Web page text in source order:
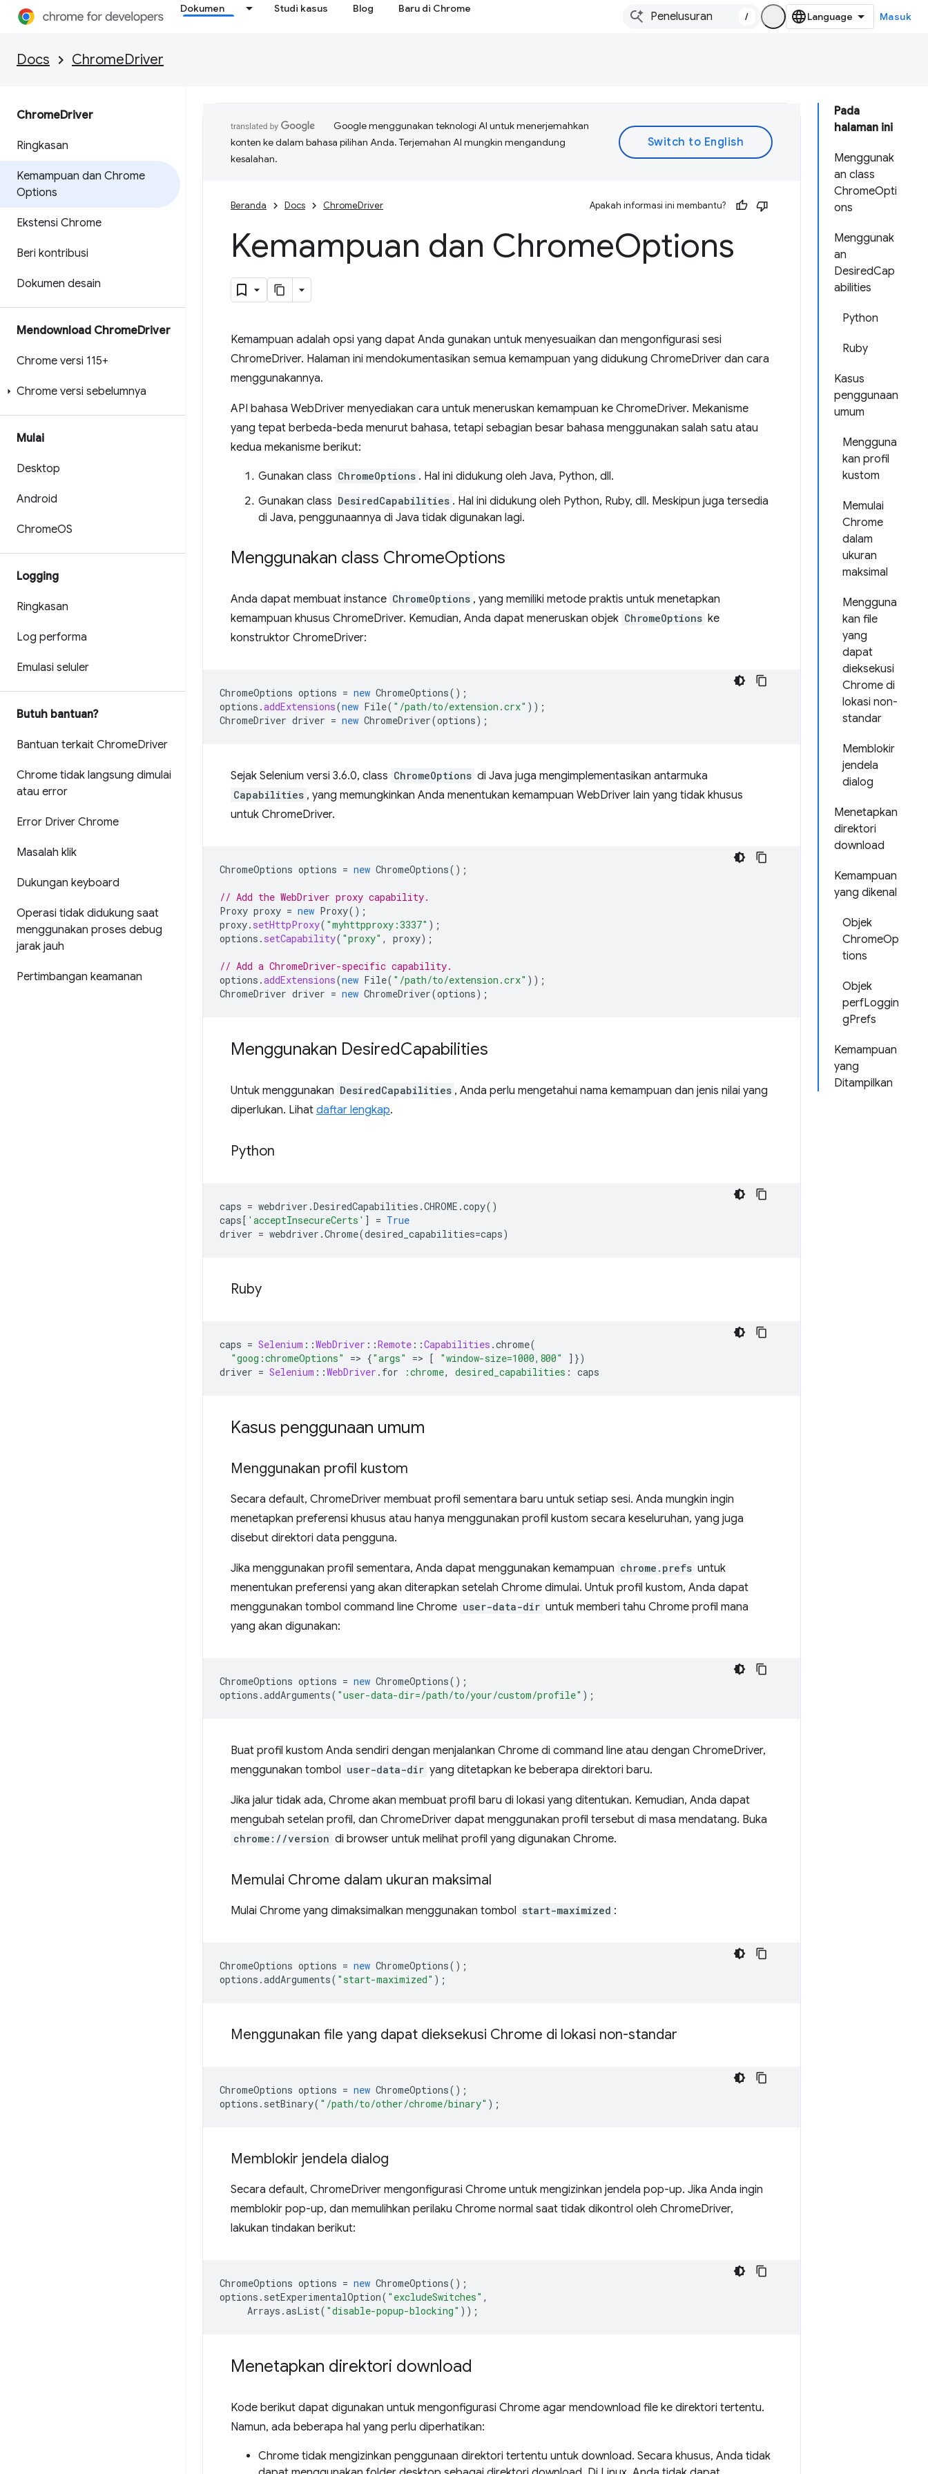
Dokumen Studi kasus Blog Baru di Chrome
/ Masuk
Docs ChromeDriver
ChromeDriver
Ringkasan
Kemampuan dan Chrome
Options
Ekstensi Chrome
Beri kontribusi
Dokumen desain
Mendownload ChromeDriver
Chrome versi 115+
Chrome versi sebelumnya
Mulai
Desktop
Android
ChromeOS
Logging
Ringkasan
Log performa
Emulasi seluler
Butuh bantuan?
Bantuan terkait ChromeDriver
Chrome tidak langsung dimulai
atau error
Error Driver Chrome
Masalah klik
Dukungan keyboard
Operasi tidak didukung saat
menggunakan proses debug
jarak jauh
Pertimbangan keamanan
Pada
halaman ini
Menggunak
an class
ChromeOpti
ons
Menggunak
an
DesiredCap
abilities
Python
Ruby
Kasus
penggunaan
umum
Mengguna
kan profil
kustom
Memulai
Chrome
dalam
ukuran
maksimal
Mengguna
kan file
yang
dapat
dieksekusi
Chrome di
lokasi non-
standar
Memblokir
jendela
dialog
Menetapkan
direktori
download
Kemampuan
yang dikenal
Objek
ChromeOp
tions
Objek
perfLoggin
gPrefs
Kemampuan
yang
Ditampilkan
Google menggunakan teknologi AI untuk menerjemahkan
konten ke dalam bahasa pilihan Anda. Terjemahan AI mungkin mengandung
kesalahan.
Beranda Docs ChromeDriver Apakah informasi ini membantu?
Kemampuan dan ChromeOptions
Kemampuan adalah opsi yang dapat Anda gunakan untuk menyesuaikan dan mengonfigurasi sesi
ChromeDriver. Halaman ini mendokumentasikan semua kemampuan yang didukung ChromeDriver dan cara
menggunakannya.
API bahasa WebDriver menyediakan cara untuk meneruskan kemampuan ke ChromeDriver. Mekanisme
yang tepat berbeda-beda menurut bahasa, tetapi sebagian besar bahasa menggunakan salah satu atau
kedua mekanisme berikut:
Gunakan class ChromeOptions . Hal ini didukung oleh Java, Python, dll.
Gunakan class DesiredCapabilities . Hal ini didukung oleh Python, Ruby, dll. Meskipun juga tersedia
di Java, penggunaannya di Java tidak digunakan lagi.
Menggunakan class ChromeOptions
Anda dapat membuat instance ChromeOptions , yang memiliki metode praktis untuk menetapkan
kemampuan khusus ChromeDriver. Kemudian, Anda dapat meneruskan objek ChromeOptions ke
konstruktor ChromeDriver:
ChromeOptions options = new ChromeOptions();
options .addExtensions(new File( "/path/to/extension.crx" ));
ChromeDriver driver = new ChromeDriver(options);
Sejak Selenium versi 3.6.0, class ChromeOptions di Java juga mengimplementasikan antarmuka
Capabilities , yang memungkinkan Anda menentukan kemampuan WebDriver lain yang tidak khusus
untuk ChromeDriver.
ChromeOptions options = new ChromeOptions();
// Add the WebDriver proxy capability.
Proxy proxy = new Proxy();
proxy. setHttpProxy( "myhttpproxy:3337" );
options . setCapability( "proxy" , proxy);
// Add a ChromeDriver-specific capability.
options .addExtensions(new File( "/path/to/extension.crx" ));
ChromeDriver driver = new ChromeDriver(options);
Menggunakan DesiredCapabilities
Untuk menggunakan DesiredCapabilities , Anda perlu mengetahui nama kemampuan dan jenis nilai yang
diperlukan. Lihat daftar lengkap.
Python
caps = webdriver .DesiredCapabilities .CHROME .copy()
caps[ 'acceptInsecureCerts' ] = True
driver = webdriver .Chrome(desired_capabilities=caps)
Ruby
caps = Selenium ::WebDriver ::Remote ::Capabilities .chrome(
"goog:chromeOptions"
=> {"args" => [ "window-size=1000,800" ] })
driver = Selenium ::WebDriver . for :chrome, desired_capabilities : caps
Kasus penggunaan umum
Menggunakan profil kustom
Secara default, ChromeDriver membuat profil sementara baru untuk setiap sesi. Anda mungkin ingin
menetapkan preferensi khusus atau hanya menggunakan profil kustom secara keseluruhan, yang juga
disebut direktori data pengguna.
Jika menggunakan profil sementara, Anda dapat menggunakan kemampuan chrome.prefs untuk
menentukan preferensi yang akan diterapkan setelah Chrome dimulai. Untuk profil kustom, Anda dapat
menggunakan tombol command line Chrome user-data-dir untuk memberi tahu Chrome profil mana
yang akan digunakan:
ChromeOptions options = new ChromeOptions();
options .addArguments( "user-data-dir=/path/to/your/custom/profile" );
Buat profil kustom Anda sendiri dengan menjalankan Chrome di command line atau dengan ChromeDriver,
menggunakan tombol user-data-dir yang ditetapkan ke beberapa direktori baru.
Jika jalur tidak ada, Chrome akan membuat profil baru di lokasi yang ditentukan. Kemudian, Anda dapat
mengubah setelan profil, dan ChromeDriver dapat menggunakan profil tersebut di masa mendatang. Buka
chrome://version di browser untuk melihat profil yang digunakan Chrome.
Memulai Chrome dalam ukuran maksimal
Mulai Chrome yang dimaksimalkan menggunakan tombol start-maximized :
ChromeOptions options = new ChromeOptions();
options .addArguments( "start-maximized" );
Menggunakan file yang dapat dieksekusi Chrome di lokasi non-standar
ChromeOptions options = new ChromeOptions();
options . setBinary( "/path/to/other/chrome/binary" );
Memblokir jendela dialog
Secara default, ChromeDriver mengonfigurasi Chrome untuk mengizinkan jendela pop-up. Jika Anda ingin
memblokir pop-up, dan memulihkan perilaku Chrome normal saat tidak dikontrol oleh ChromeDriver,
lakukan tindakan berikut:
ChromeOptions options = new ChromeOptions();
options . setExperimentalOption( "excludeSwitches" ,
Arrays .asList( "disable-popup-blocking" ));
Menetapkan direktori download
Kode berikut dapat digunakan untuk mengonfigurasi Chrome agar mendownload file ke direktori tertentu.
Namun, ada beberapa hal yang perlu diperhatikan:
Chrome tidak mengizinkan penggunaan direktori tertentu untuk download. Secara khusus, Anda tidak